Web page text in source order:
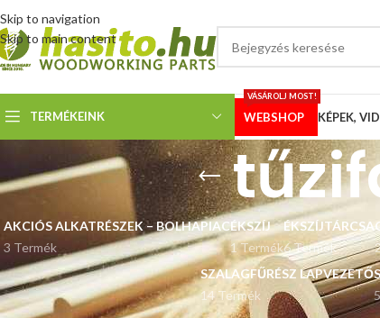
Skip to navigation
Skip to main content
TERMÉKEINK WEBSHOP
VÁSÁROLJ MOST!
KÉPEK,
AKCIÓS ALKATRÉSZEK – BOLHAPIAC
3 Termék
ÉKSZÍJ
1 Termék
ÉKSZÍJTÁRCSA
6 Termék
SZALAGFŰRÉSZ LAPVEZETŐ
14 Termék